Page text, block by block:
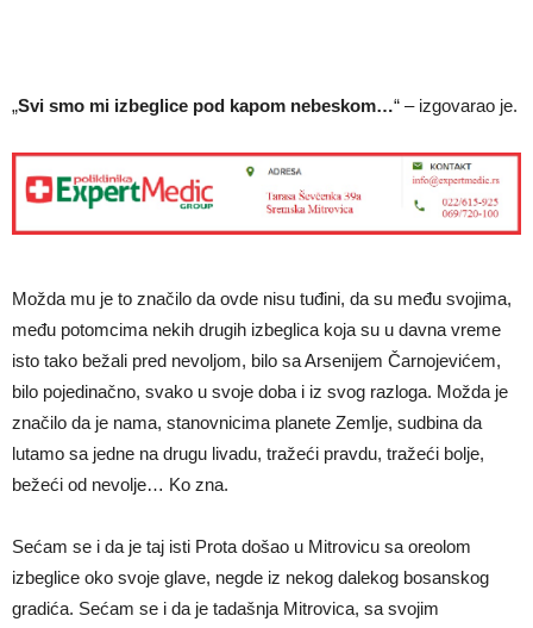
„Svi smo mi izbeglice pod kapom nebeskom…“ – izgovarao je.
Možda mu je to značilo da ovde nisu tuđini, da su među svojima,
među potomcima nekih drugih izbeglica koja su u davna vreme
isto tako bežali pred nevoljom, bilo sa Arsenijem Čarnojevićem,
bilo pojedinačno, svako u svoje doba i iz svog razloga. Možda je
značilo da je nama, stanovnicima planete Zemlje, sudbina da
lutamo sa jedne na drugu livadu, tražeći pravdu, tražeći bolje,
bežeći od nevolje… Ko zna.
Sećam se i da je taj isti Prota došao u Mitrovicu sa oreolom
izbeglice oko svoje glave, negde iz nekog dalekog bosanskog
gradića. Sećam se i da je tadašnja Mitrovica, sa svojim